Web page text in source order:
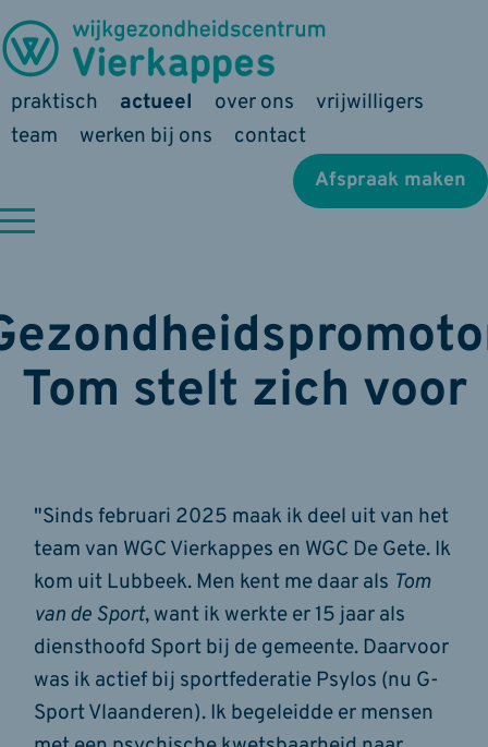
praktisch actueel over ons
vrijwilligers
team
werken bij ons contact
Afspraak maken
Tom stelt zich voor
"Sinds februari 2025 maak ik deel uit van het
team van WGC Vierkappes en WGC De Gete. Ik
kom uit Lubbeek. Men kent me daar als Tom
van de Sport, want ik werkte er 15 jaar als
diensthoofd Sport bij de gemeente. Daarvoor
was ik actief bij sportfederatie Psylos (nu G-
Sport Vlaanderen). Ik begeleidde er mensen